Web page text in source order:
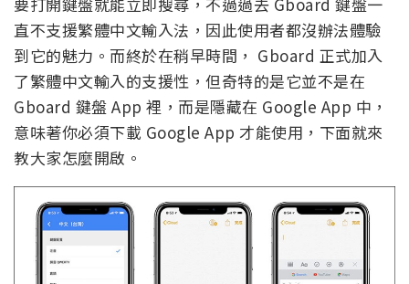
直不支援繁體中文輸入法，因此使用者都沒辦法體驗
到它的魅力。而終於在稍早時間， Gboard 正式加入
了繁體中文輸入的支援性，但奇特的是它並不是在
Gboard 鍵盤 App 裡，而是隱藏在 Google App 中，
意味著你必須下載 Google App 才能使用，下面就來
教大家怎麼開啟。